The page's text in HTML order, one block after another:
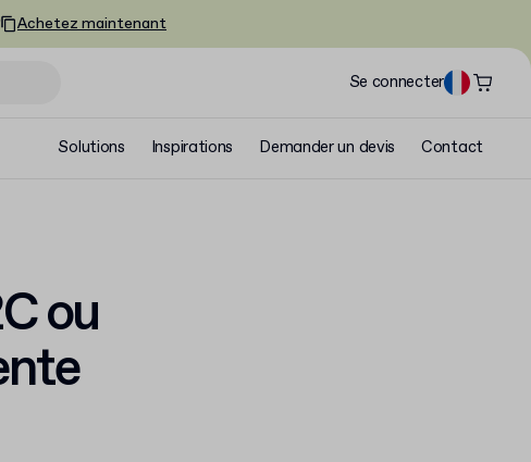
Achetez maintenant
Se connecter
Solutions Inspirations Demander un devis Contact
ou